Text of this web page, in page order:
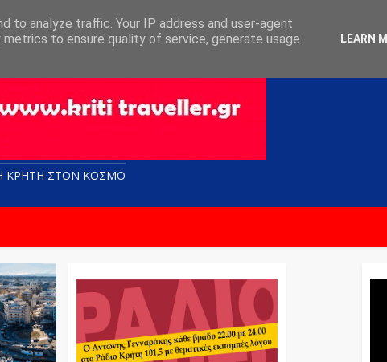
ΚΡΗΤΗ ΣΤΟN KOΣΜΟ
to analyze traffic. Your IP address and user-agent
to ensure quality of service, generate usage
LEARN